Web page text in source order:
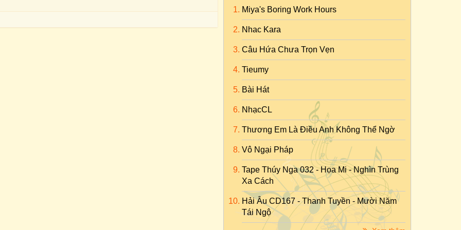
Miya's Boring Work Hours
Nhac Kara
Câu Hứa Chưa Trọn Vẹn
Tieumy
Bài Hát
NhạcCL
Thương Em Là Điều Anh Không Thể Ngờ
Vô Ngại Pháp
Tape Thúy Nga 032 - Họa Mi - Nghìn Trùng
Xa Cách
Hải Âu CD167 - Thanh Tuyền - Mười Năm
Tái Ngộ